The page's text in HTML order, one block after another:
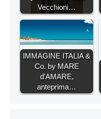
Vecchioni…
IMMAGINE ITALIA &
Co. by MARE
d'AMARE,
anteprima…